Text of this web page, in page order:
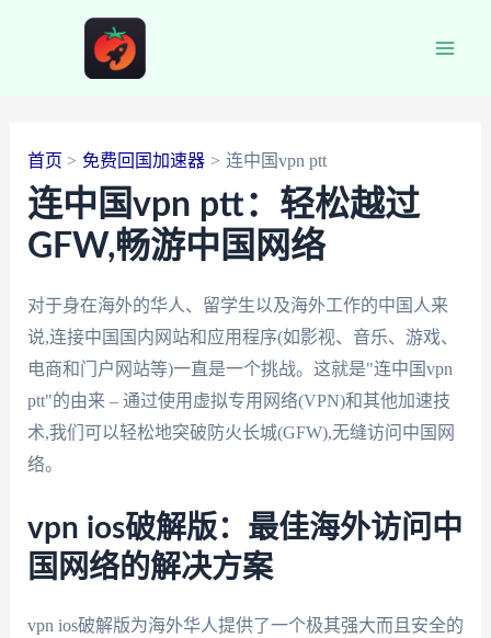
首页 免费回国加速器 连中国vpn ptt
连中国vpn ptt：轻松越过
GFW,畅游中国网络
对于身在海外的华人、留学生以及海外工作的中国人来
说,连接中国国内网站和应用程序(如影视、音乐、游戏、
电商和门户网站等)一直是一个挑战。这就是"连中国vpn
ptt"的由来 – 通过使用虚拟专用网络(VPN)和其他加速技
术,我们可以轻松地突破防火长城(GFW),无缝访问中国网
络。
vpn ios破解版：最佳海外访问中
国网络的解决方案
vpn ios破解版为海外华人提供了一个极其强大而且安全的